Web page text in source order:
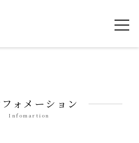
和を書いた書道家「茂住 菁邨（もずみ せ
ォメーション
Infomartion